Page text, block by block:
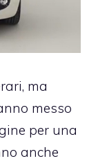
ma
messo
per una
anche